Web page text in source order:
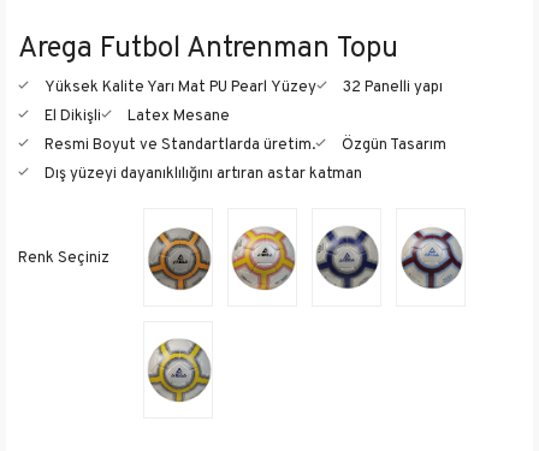
Arega Futbol Antrenman Topu
Yüksek Kalite Yarı Mat PU Pearl Yüzey
32 Panelli yapı
El Dikişli
Latex Mesane
Resmi Boyut ve Standartlarda üretim.
Özgün Tasarım
Dış yüzeyi dayanıklılığını artıran astar katman